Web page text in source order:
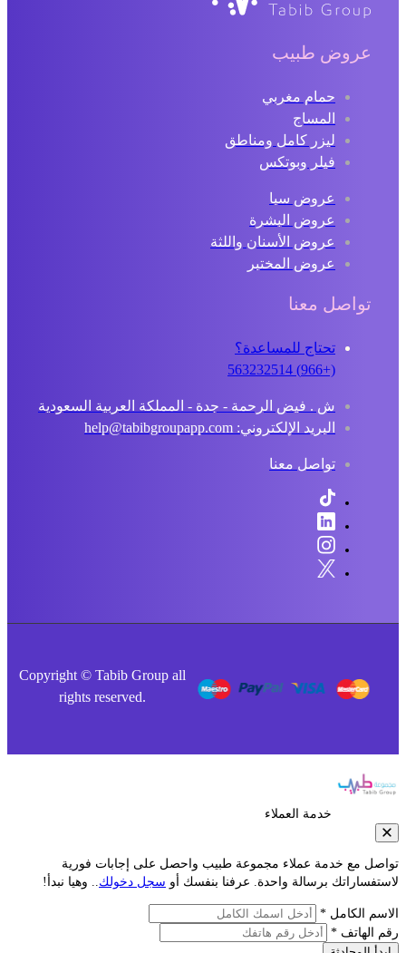
عروض طبيب
حمام مغربي
المساج
ليزر كامل ومناطق
فيلر وبوتكس
عروض سبا
عروض البشرة
عروض الأسنان واللثة
عروض المختبر
تواصل معنا
تحتاج للمساعدة؟
ش . فيض الرحمة - جدة - المملكة العربية السعودية
البريد الإلكتروني: help@tabibgroupapp.com
تواصل معنا
Copyright © Tabib Group all
rights reserved.
خدمة العملاء
مع خدمة عملاء مجموعة طبيب واحصل على إجابات فورية
برسالة واحدة. عرفنا بنفسك أوسجل دخولك.. وهيا نبدأ!
الكامل *
الهاتف *